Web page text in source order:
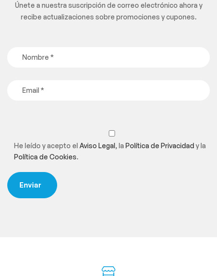
Únete a nuestra suscripción de correo electrónico ahora y
recibe actualizaciones sobre promociones y cupones.
He leído y acepto el Aviso Legal, la Política de Privacidady la
Política de Cookies.